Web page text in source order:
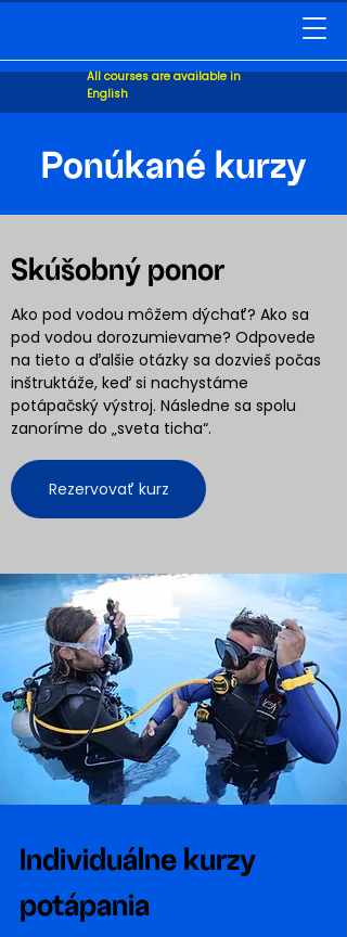
All courses are available in
English
Ponúkané kurzy
Skúšobný ponor
Ako pod vodou môžem dýchať? Ako sa
pod vodou dorozumievame? Odpovede
na tieto a ďalšie otázky sa dozvieš počas
inštruktáže, keď si nachystáme
potápačský výstroj. Následne sa spolu
zanoríme do „sveta ticha“.
Rezervovať kurz
Individuálne kurzy
potápania